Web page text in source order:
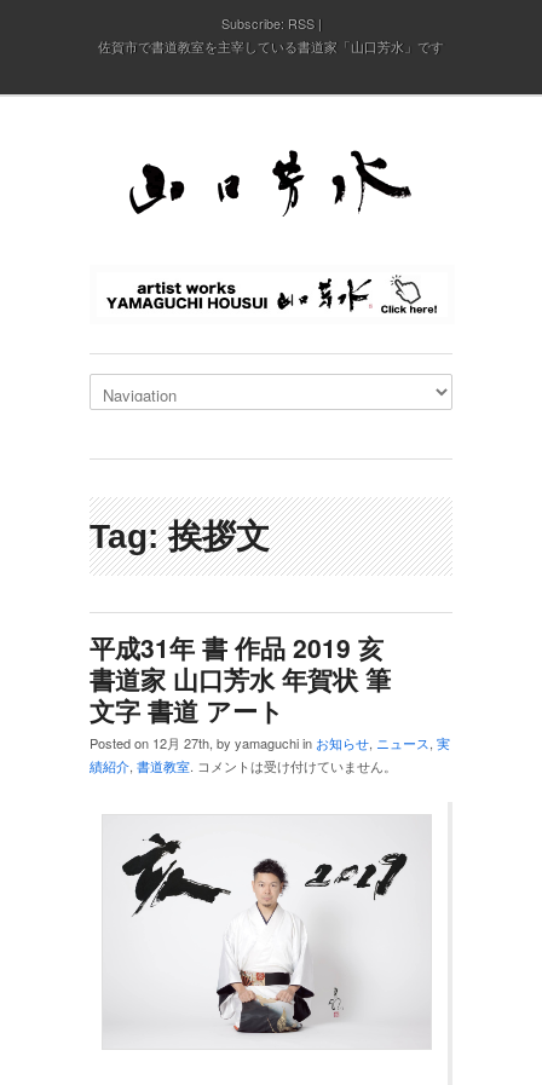
Subscribe: RSS
佐賀市で書道教室を主宰している書道家「山口芳水」です
Tag: 挨拶文
平成31年 書 作品 2019 亥
書道家 山口芳水 年賀状 筆
文字 書道 アート
Posted on 12月 27th, by yamaguchi in お知らせ, ニュース, 実
績紹介, 書道教室. コメントは受け付けていません。